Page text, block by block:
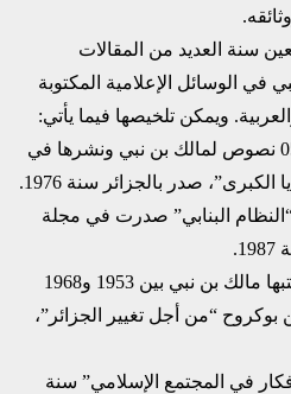
سنة العديد من المقالات
الوسائل الإعلامية المكتوبة
ويمكن تلخيصها فيما يأتي:
– اختيار وتقديم وحواشي 05 نصوص لمالك بن نبي ونشرها في
صدر بالجزائر سنة 1976.
البنابي” صدرت في مجلة
– اختيار وتقديم 47 مقال كتبها مالك بن نبي بين 1953 و1968
“من أجل تغيير الجزائر”،
في المجتمع الإسلامي” سنة